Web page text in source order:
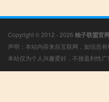
Copyright © 2012 - 2026 柚子联盟官网
声明：本站内容来自互联网，如信息
本站仅为个人兴趣爱好，不接盈利性